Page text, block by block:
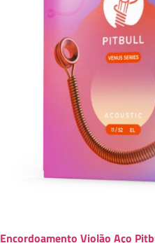
Encordoamento Violão Aço